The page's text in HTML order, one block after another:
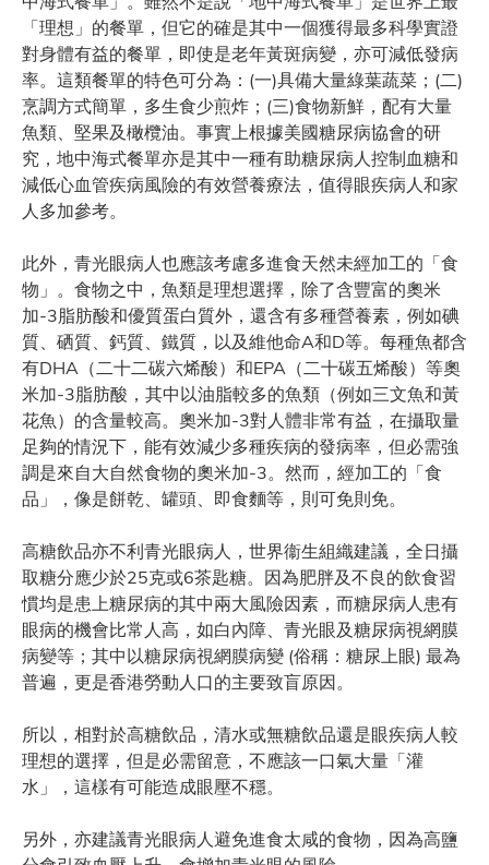
「理想」的餐單，但它的確是其中一個獲得最多科學實證
對身體有益的餐單，即使是老年黃斑病變，亦可減低發病
率。這類餐單的特色可分為：(一)具備大量綠葉蔬菜；(二)
烹調方式簡單，多生食少煎炸；(三)食物新鮮，配有大量
魚類、堅果及橄欖油。事實上根據美國糖尿病協會的研
究，地中海式餐單亦是其中一種有助糖尿病人控制血糖和
減低心血管疾病風險的有效營養療法，值得眼疾病人和家
人多加參考。
此外，青光眼病人也應該考慮多進食天然未經加工的「食
物」。食物之中，魚類是理想選擇，除了含豐富的奧米
加-3脂肪酸和優質蛋白質外，還含有多種營養素，例如碘
質、硒質、鈣質、鐵質，以及維他命A和D等。每種魚都含
有DHA（二十二碳六烯酸）和EPA（二十碳五烯酸）等奧
米加-3脂肪酸，其中以油脂較多的魚類（例如三文魚和黃
花魚）的含量較高。奧米加-3對人體非常有益，在攝取量
足夠的情況下，能有效減少多種疾病的發病率，但必需強
調是來自大自然食物的奧米加-3。然而，經加工的「食
品」，像是餅乾、罐頭、即食麵等，則可免則免。
高糖飲品亦不利青光眼病人，世界衞生組織建議，全日攝
取糖分應少於25克或6茶匙糖。因為肥胖及不良的飲食習
慣均是患上糖尿病的其中兩大風險因素，而糖尿病人患有
眼病的機會比常人高，如白內障、青光眼及糖尿病視網膜
病變等；其中以糖尿病視網膜病變 (俗稱：糖尿上眼) 最為
普遍，更是香港勞動人口的主要致盲原因。
所以，相對於高糖飲品，清水或無糖飲品還是眼疾病人較
理想的選擇，但是必需留意，不應該一口氣大量「灌
水」，這樣有可能造成眼壓不穩。
另外，亦建議青光眼病人避免進食太咸的食物，因為高鹽